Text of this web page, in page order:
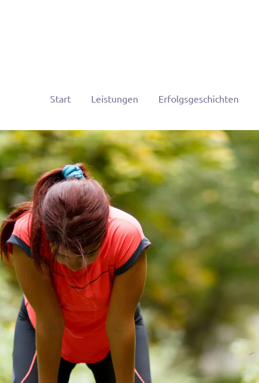
Start Leistungen Erfolgsgeschichten